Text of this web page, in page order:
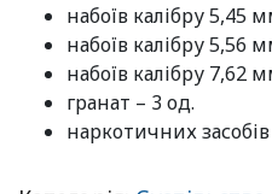
набоїв калібру 5,45
набоїв калібру 5,56
набоїв калібру 7,62
гранат – 3 од.
наркотичних засобів